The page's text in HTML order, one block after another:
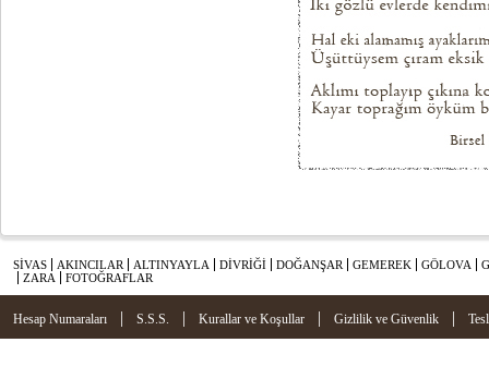
SİVAS AKINCILAR ALTINYAYLA DİVRİĞİ DOĞANŞAR GEMEREK GÖLOVA
ZARA
FOTOĞRAFLAR
Hesap Numaraları | S.S.S. | Kurallar ve Koşullar | Gizlilik ve Güvenlik |